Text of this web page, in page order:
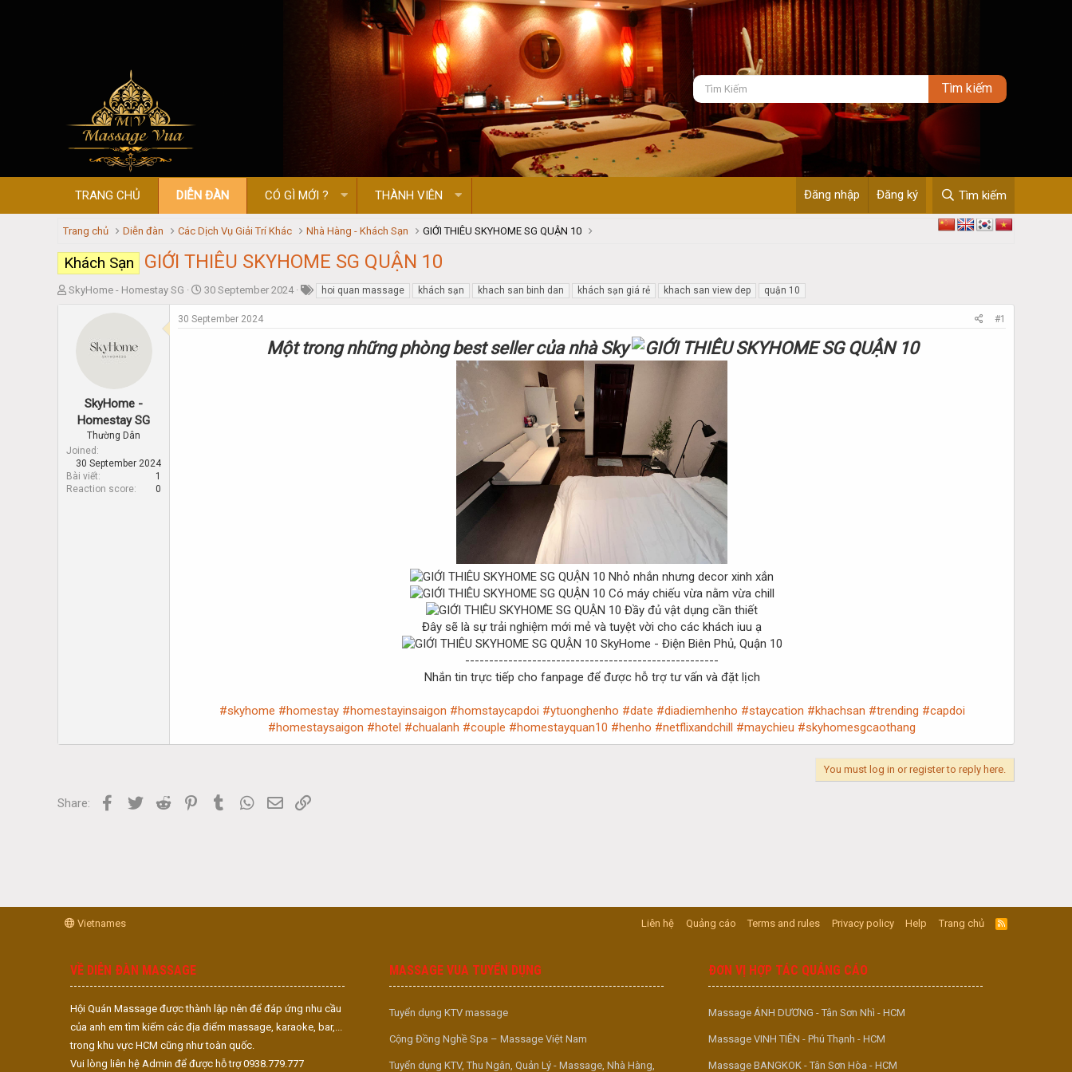
TRANG CHỦ DIỄN ĐÀN CÓ GÌ MỚI ? THÀNH VIÊN Đăng nhập Đăng ký Tìm kiếm
Trang chủ Diễn đàn Các Dịch Vụ Giải Trí Khác Nhà Hàng - Khách Sạn GIỚI THIÊU SKYHOME SG QUẬN 10
Khách Sạn GIỚI THIÊU SKYHOME SG QUẬN 10
T
e
SkyHome - Homestay SG
S
t
a
30 September 2024 hoi quan massage khách sạn khach san binh dan khách sạn giá rẻ khach san view dep quận 10
SkyHome -
Homestay SG
Thường Dân
Joined
30 September 2024
Bài viết
1
Reaction score
0
30 September 2024 #1
Một trong những phòng best seller của nhà Sky
Nhỏ nhắn nhưng decor xinh xắn
Có máy chiếu vừa nằm vừa chill
Đầy đủ vật dụng cần thiết
Đây sẽ là sự trải nghiệm mới mẻ và tuyệt vời cho các khách iuu ạ
SkyHome - Điện Biên Phủ, Quận 10
-----------------------------------------------------
Nhắn tin trực tiếp cho fanpage để được hỗ trợ tư vấn và đặt lịch
#skyhome #homestay #homestayinsaigon #homstaycapdoi #ytuonghenho #date #diadiemhenho #staycation #khachsan #trending #capdoi
#homestaysaigon #hotel #chualanh #couple #homestayquan10 #henho #netflixandchill #maychieu #skyhomesgcaothang
You must log in or register to reply here.
Share: Facebook
Twitter Reddit PinterestTumblr WhatsApp
Email
Vietnames Liên hệ Quảng cáo Terms and rules Privacy policy Help Trang chủ
R
S
VỀ DIỄN ĐÀN MASSAGE
Hội Quán Massage được thành lập nên để đáp ứng nhu cầu
của anh em tìm kiếm các địa điểm massage, karaoke, bar,...
trong khu vực HCM cũng như toàn quốc.
Vui lòng liên hệ Admin để được hỗ trợ 0938.779.777
MASSAGE VUA TUYỂN DỤNG
Tuyển dụng KTV massage
Cộng Đồng Nghề Spa – Massage Việt Nam
Tuyển dụng KTV, Thu Ngân, Quản Lý - Massage, Nhà Hàng,
ĐƠN VỊ HỢP TÁC QUẢNG CÁO
Massage ÁNH DƯƠNG - Tân Sơn Nhì - HCM
Massage VINH TIÊN - Phú Thạnh - HCM
Massage BANGKOK - Tân Sơn Hòa - HCM